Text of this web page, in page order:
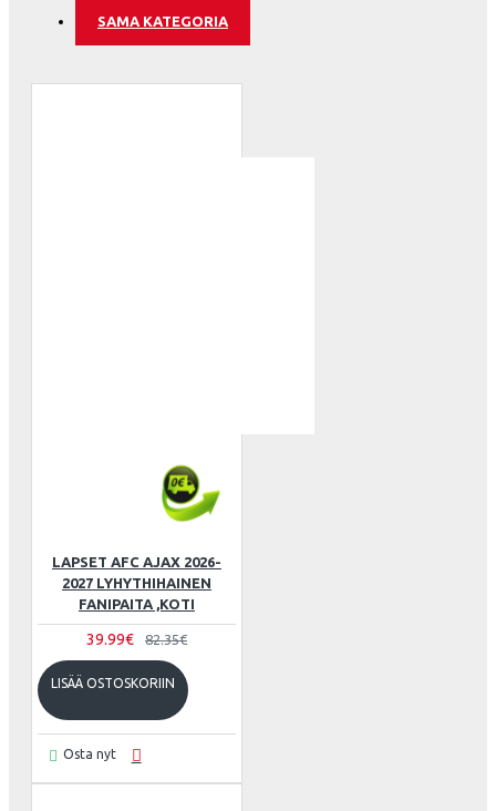
SAMA KATEGORIA
LAPSET AFC AJAX 2026-
2027 LYHYTHIHAINEN
FANIPAITA ,KOTI
39.99€ 82.35€
LISÄÄ OSTOSKORIIN
Osta nyt